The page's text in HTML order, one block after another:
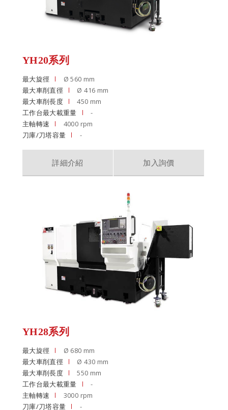
YH20系列
最大旋徑
Ø 560 mm
最大車削直徑
Ø 416 mm
最大車削長度
450 mm
工作台最大載重量
-
主軸轉速
4000 rpm
刀庫/刀塔容量
-
詳細介紹 加入詢價
YH28系列
最大旋徑
Ø 680 mm
最大車削直徑
Ø 430 mm
最大車削長度
550 mm
工作台最大載重量
-
主軸轉速
3000 rpm
刀庫/刀塔容量
-